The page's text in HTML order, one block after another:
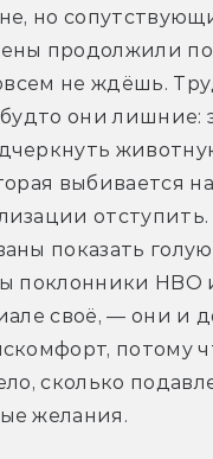
но
продолжили
не ждёшь.
будто они лишние:
выбивается
показать
поклонники HBO
своё, — они и
потому
сколько
желания.